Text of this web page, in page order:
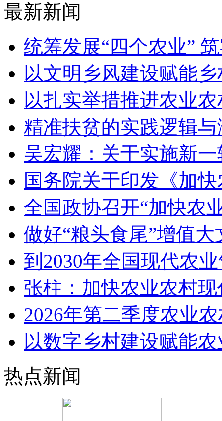
最新新闻
统筹发展“四个农业”
以文明乡风建设赋能
以扎实举措推进农业
精准扶贫的实践逻辑
吴宏耀：关于实施新
国务院关于印发《加
全国政协召开“加快农
做好“粮头食尾”增值大
到2030年全国现代农
张柱：加快农业农村
2026年第二季度农业
以数字乡村建设赋能
热点新闻